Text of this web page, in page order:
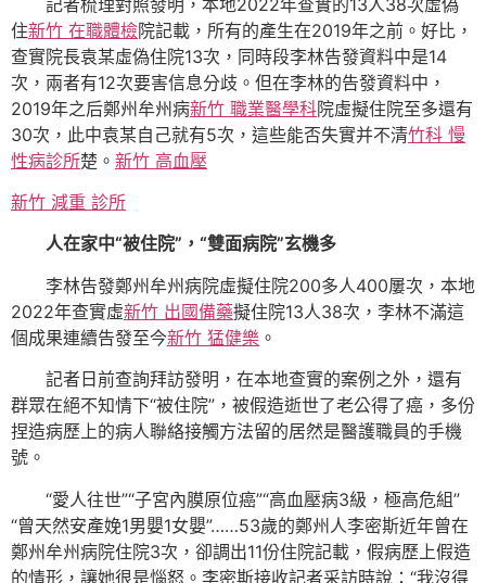
住新竹 在職體檢院記載，所有的產生在2019年之前。好比，
查實院長袁某虛偽住院13次，同時段李林告發資料中是14
次，兩者有12次要害信息分歧。但在李林的告發資料中，
2019年之后鄭州牟州病新竹 職業醫學科院虛擬住院至多還有
30次，此中袁某自己就有5次，這些能否失實并不清竹科 慢
性病診所楚。 新竹 高血壓
新竹 減重 診所
人在家中“被住院”，“雙面病院”玄機多
李林告發鄭州牟州病院虛擬住院200多人400屢次，本地
2022年查實虛新竹 出國備藥擬住院13人38次，李林不滿這
個成果連續告發至今新竹 猛健樂 。
記者日前查詢拜訪發明，在本地查實的案例之外，還有
群眾在絕不知情下“被住院”，被假造逝世了老公得了癌，多份
捏造病歷上的病人聯絡接觸方法留的居然是醫護職員的手機
號。
“愛人往世”“子宮內膜原位癌”“高血壓病3級，極高危組”
“曾天然安產娩1男嬰1女嬰”……53歲的鄭州人李密斯近年曾在
鄭州牟州病院住院3次，卻調出11份住院記載，假病歷上假造
的情形，讓她很是惱怒。李密斯接收記者采訪時說：“我沒得